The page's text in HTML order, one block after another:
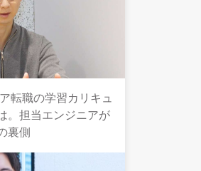
転職の学習カリキュ
。担当エンジニアが
裏側